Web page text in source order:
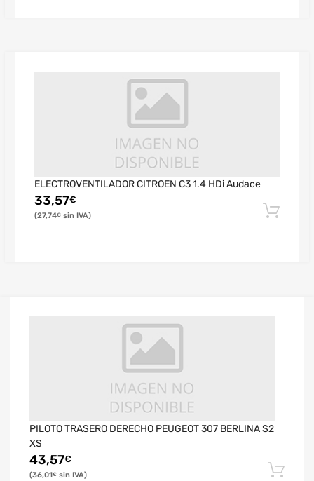
ELECTROVENTILADOR CITROEN C3 1.4 HDi Audace
33,57€
27,74€
PILOTO TRASERO DERECHO PEUGEOT 307 BERLINA S2
XS
43,57€
36,01€